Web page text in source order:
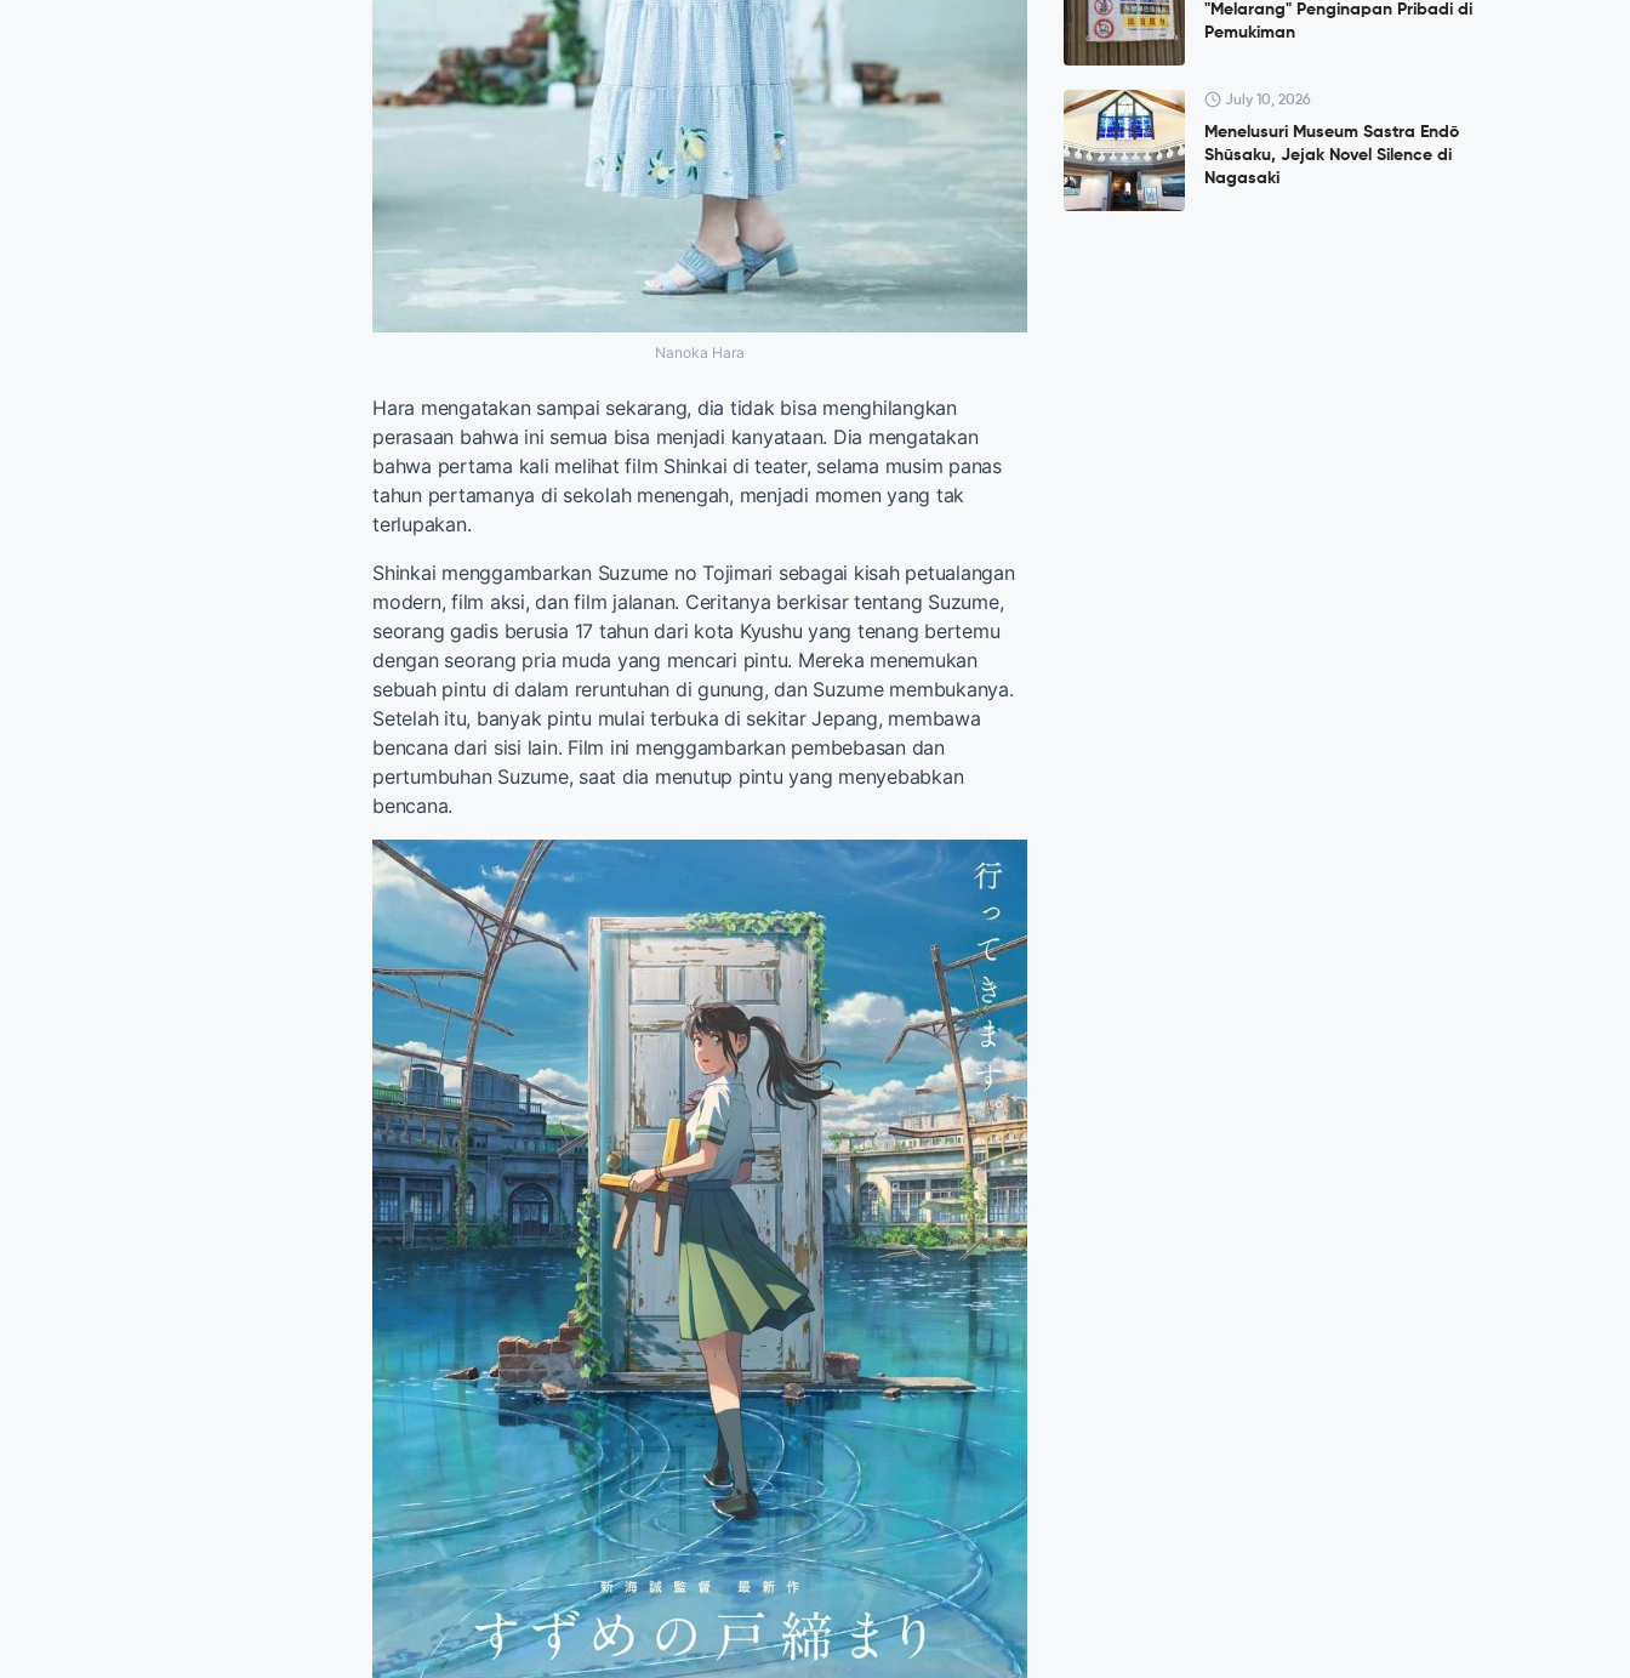
Nanoka Hara
Hara mengatakan sampai sekarang, dia tidak bisa menghilangkan
perasaan bahwa ini semua bisa menjadi kanyataan. Dia mengatakan
bahwa pertama kali melihat film Shinkai di teater, selama musim panas
tahun pertamanya di sekolah menengah, menjadi momen yang tak
terlupakan.
Shinkai menggambarkan Suzume no Tojimari sebagai kisah petualangan
modern, film aksi, dan film jalanan. Ceritanya berkisar tentang Suzume,
seorang gadis berusia 17 tahun dari kota Kyushu yang tenang bertemu
dengan seorang pria muda yang mencari pintu. Mereka menemukan
sebuah pintu di dalam reruntuhan di gunung, dan Suzume membukanya.
Setelah itu, banyak pintu mulai terbuka di sekitar Jepang, membawa
bencana dari sisi lain. Film ini menggambarkan pembebasan dan
pertumbuhan Suzume, saat dia menutup pintu yang menyebabkan
bencana.
"Melarang" Penginapan Pribadi di
Pemukiman
July 10, 2026
Menelusuri Museum Sastra Endō
Shūsaku, Jejak Novel Silence di
Nagasaki